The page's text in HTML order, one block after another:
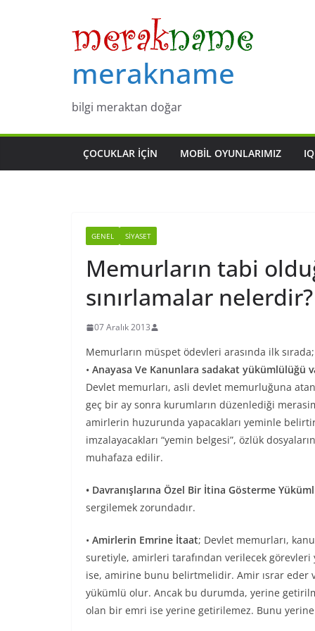
merakname
bilgi meraktan doğar
ÇOCUKLAR IÇIN MOBIL OYUNLARIMIZ
GENEL SIYASET
Memurların tabi
sınırlamalar nelerdir?
07 Aralık 2013
Memurların müspet ödevleri arasında ilk sırada;
• Anayasa Ve Kanunlara sadakat yükümlülüğü
Devlet memurları, asli devlet memurluğuna
geç bir ay sonra kurumların düzenlediği
amirlerin huzurunda yapacakları yeminle
imzalayacakları “yemin belgesi”, özlük
muhafaza edilir.
• Davranışlarına Özel Bir İtina Gösterme
sergilemek zorundadır.
• Amirlerin Emrine İtaat; Devlet memurları,
suretiyle, amirleri tarafından verilecek
ise, amirine bunu belirtmelidir. Amir ısrar
yükümlü olur. Ancak bu durumda, yerine
olan bir emri ise yerine getirilemez. Bunu